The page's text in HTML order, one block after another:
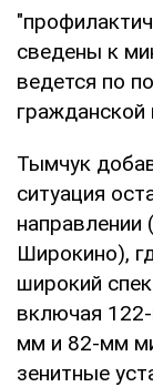
сведены к
ведется по
Тымчук
ситуация
направлении
Широкино),
широкий
включая
мм и 82-мм
зенитные